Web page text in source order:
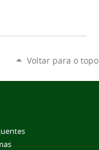
Voltar para o topo